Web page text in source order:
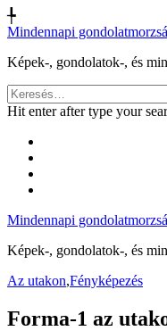
╄
Mindennapi
Képek-, gondolatok-, és
Keresés:
Hit enter after type your
Mindennapi
Képek-, gondolatok-, és
Az utakon,Fényképezés
Forma-1 az